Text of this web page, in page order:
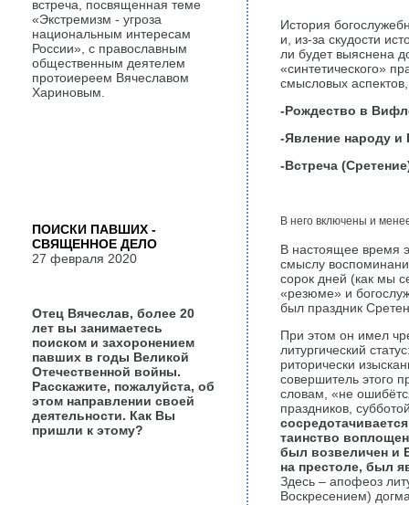
История
и, из-за скудости
ли будет выяснена
«синтетического»
смысловых
-Рождество в
-Явление народу и
-Встреча
В него включены и
В настоящее время
смыслу
сорок дней (как мы
«резюме» и
был праздник
При этом он имел
литургический
риторически
совершитель этого
словам, «не
праздников,
таинство
был возвеличен и
на престоле, был
Здесь – апофеоз
Воскресением)
встреча, посвященная теме
«Экстремизм - угроза
национальным интересам
России», с православным
общественным деятелем
протоиереем Вячеславом
Хариновым.
ПОИСКИ ПАВШИХ -
СВЯЩЕННОЕ ДЕЛО
27 февраля 2020
Отец Вячеслав, более 20
лет вы занимаетесь
поиском и захоронением
павших в годы Великой
Отечественной войны.
Расскажите, пожалуйста, об
этом направлении своей
деятельности. Как Вы
пришли к этому?